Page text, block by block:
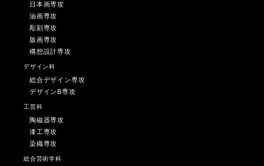
日本画専攻
油画専攻
彫刻専攻
版画専攻
構想設計専攻
デザイン科
総合デザイン専攻
デザインB専攻
工芸科
陶磁器専攻
漆工専攻
染織専攻
総合芸術学科